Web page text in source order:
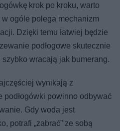
krok po kroku, warto
ogóle polega mechanizm
Dzięki temu łatwiej będzie
podłogowe skutecznie
szybko wracają jak bumerang.
wynikają z
podłogówki powinno odbywać
Gdy woda jest
potrafi „zabrać” ze sobą